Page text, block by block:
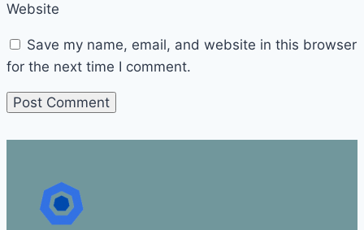
Website
Save my name, email, and website in this browser
for the next time I comment.